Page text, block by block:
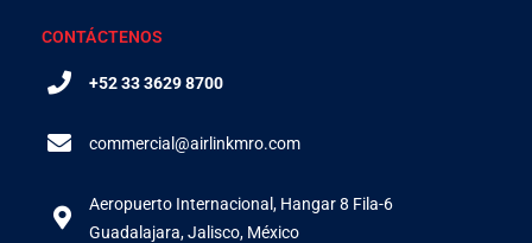
CONTÁCTENOS
+52 33 3629 8700
commercial@airlinkmro.com
Aeropuerto Internacional, Hangar 8 Fila-6
Guadalajara, Jalisco, México